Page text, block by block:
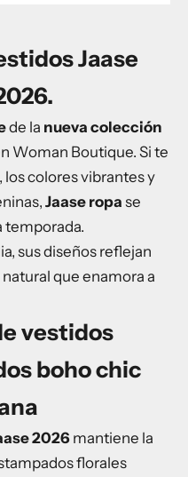
Jaase
de la nueva colección
Woman Boutique. Si te
, los colores vibrantes y
Jaase ropa se
temporada.
sus diseños reflejan
que enamora a
vestidos
boho chic
2026 mantiene la
florales